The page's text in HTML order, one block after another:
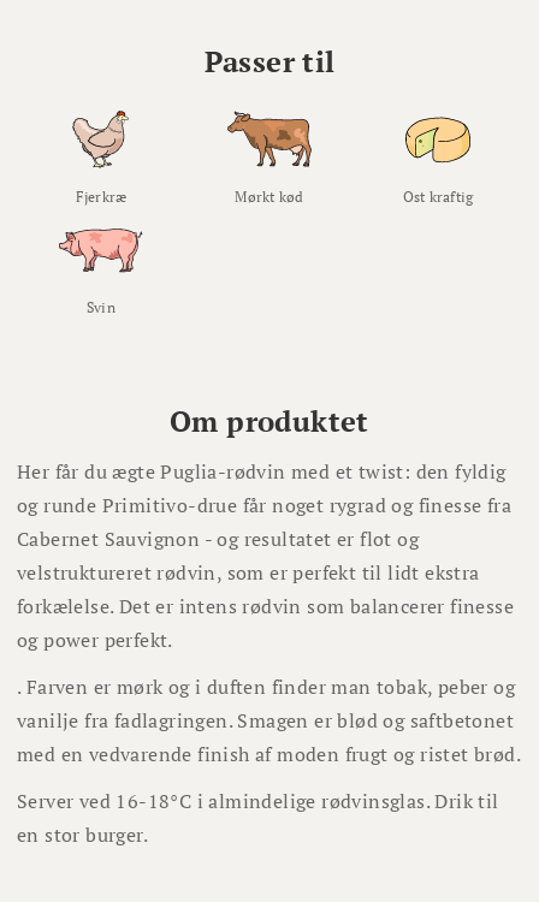
Passer til
Fjerkræ Mørkt kød Ost kraftig
Svin
Om produktet
Her får du ægte Puglia-rødvin med et twist: den fyldig
og runde Primitivo-drue får noget rygrad og finesse fra
Cabernet Sauvignon - og resultatet er flot og
velstruktureret rødvin, som er perfekt til lidt ekstra
forkælelse. Det er intens rødvin som balancerer finesse
og power perfekt.
. Farven er mørk og i duften finder man tobak, peber og
vanilje fra fadlagringen. Smagen er blød og saftbetonet
med en vedvarende finish af moden frugt og ristet brød.
Server ved 16-18°C i almindelige rødvinsglas. Drik til
en stor burger.